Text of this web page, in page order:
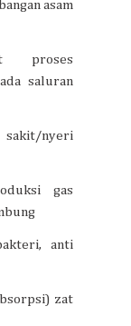
asam
proses
saluran
sakit/nyeri
gas
anti
zat